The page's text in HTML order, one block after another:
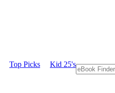
Top Picks Kid 25's